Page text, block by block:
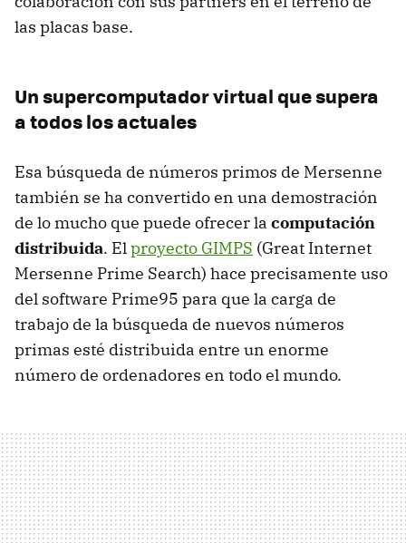
las placas base.
Un supercomputador virtual que supera
a todos los actuales
Esa búsqueda de números primos de Mersenne
también se ha convertido en una demostración
de lo mucho que puede ofrecer la computación
distribuida. Elproyecto GIMPS (Great Internet
Mersenne Prime Search) hace precisamente uso
del software Prime95 para que la carga de
trabajo de la búsqueda de nuevos números
primas esté distribuida entre un enorme
número de ordenadores en todo el mundo.